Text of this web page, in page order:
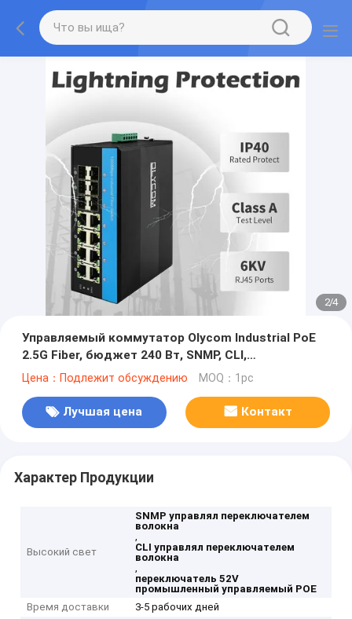
2/4
Управляемый коммутатор Olycom Industrial PoE
2.5G Fiber, бюджет 240 Вт, SNMP, CLI,
управляемый
Цена：Подлежит обсуждению MOQ：1pc
Лучшая цена Контакт
Характер Продукции
Высокий свет
SNMP управлял переключателем
волокна
,
CLI управлял переключателем
волокна
,
переключатель 52V
промышленный управляемый POE
Время доставки
3-5 рабочих дней